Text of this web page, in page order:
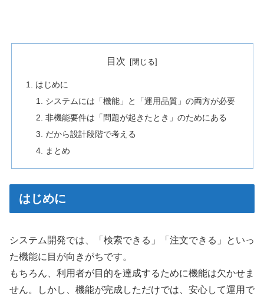
目次
はじめに
システムには「機能」と「運用品質」の両方が必要
非機能要件は「問題が起きたとき」のためにある
だから設計段階で考える
まとめ
はじめに
システム開発では、「検索できる」「注文できる」といっ
た機能に目が向きがちです。
もちろん、利用者が目的を達成するために機能は欠かせま
せん。しかし、機能が完成しただけでは、安心して運用で